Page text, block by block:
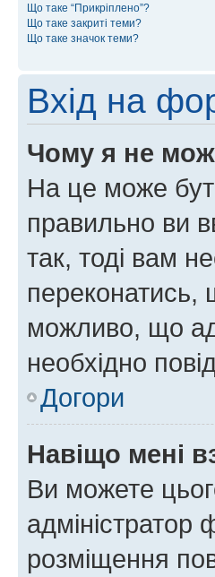
Що таке “Прикріплено”?
Що таке закриті теми?
Що таке значок теми?
Вхід на
Чому я не
На це може
правильно ви
так, тоді вам
можливо, що
необхідно
Догори
Навіщо мені
Ви можете
адміністратор
розміщення